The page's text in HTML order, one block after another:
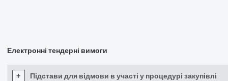
Електронні тендерні вимоги
+ Підстави для відмови в участі у процедурі закупівлі